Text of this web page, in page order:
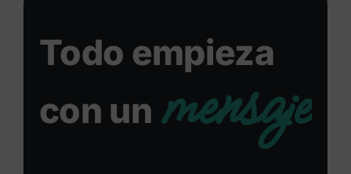
Todo empieza
con un mensaje